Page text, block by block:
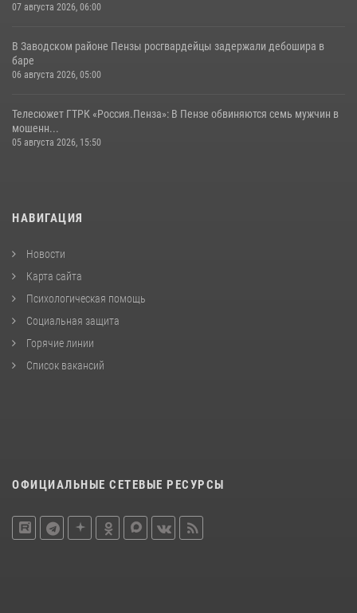
07 августа 2026, 06:00
В Заводском районе Пензы росгвардейцы задержали дебошира в
баре
06 августа 2026, 05:00
Телесюжет ГТРК «Россия.Пенза»: В Пензе обвиняются семь мужчин в
мошенн...
05 августа 2026, 15:50
НАВИГАЦИЯ
Новости
Карта сайта
Психологическая помощь
Социальная защита
Горячие линии
Список вакансий
ОФИЦИАЛЬНЫЕ СЕТЕВЫЕ РЕСУРСЫ